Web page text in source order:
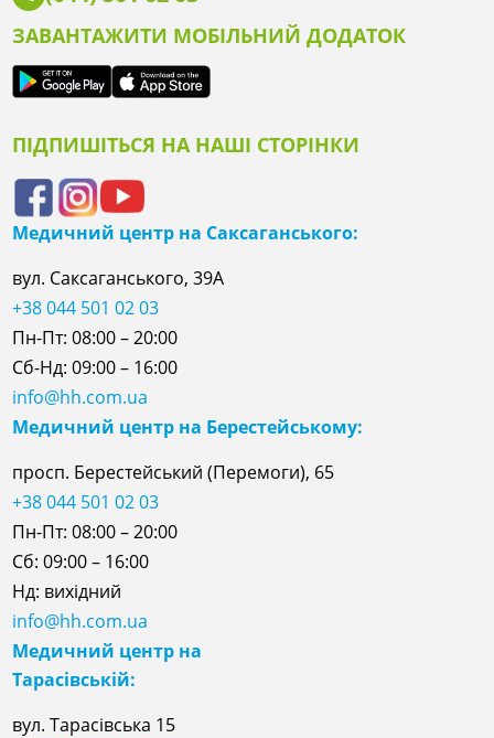
ЗАВАНТАЖИТИ МОБІЛЬНИЙ ДОДАТОК
ПІДПИШІТЬСЯ НА НАШІ СТОРІНКИ
Медичний центр на Саксаганського:
вул. Саксаганського, 39А
+38 044 501 02 03
Пн-Пт: 08:00 – 20:00
Сб-Нд: 09:00 – 16:00
info@hh.com.ua
Медичний центр на Берестейському:
просп. Берестейський (Перемоги), 65
+38 044 501 02 03
Пн-Пт: 08:00 – 20:00
Сб: 09:00 – 16:00
Нд: вихідний
info@hh.com.ua
Медичний центр на
Тарасівській:
вул. Тарасівська 15